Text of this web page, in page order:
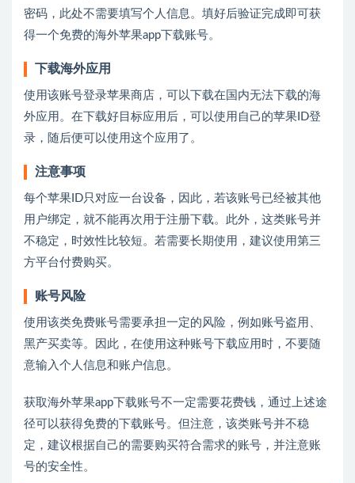
密码，此处不需要填写个人信息。填好后验证完成即可获
得一个免费的海外苹果app下载账号。
下载海外应用
使用该账号登录苹果商店，可以下载在国内无法下载的海
外应用。在下载好目标应用后，可以使用自己的苹果ID登
录，随后便可以使用这个应用了。
注意事项
每个苹果ID只对应一台设备，因此，若该账号已经被其他
用户绑定，就不能再次用于注册下载。此外，这类账号并
不稳定，时效性比较短。若需要长期使用，建议使用第三
方平台付费购买。
账号风险
使用该类免费账号需要承担一定的风险，例如账号盗用、
黑产买卖等。因此，在使用这种账号下载应用时，不要随
意输入个人信息和账户信息。
获取海外苹果app下载账号不一定需要花费钱，通过上述途
径可以获得免费的下载账号。但注意，该类账号并不稳
定，建议根据自己的需要购买符合需求的账号，并注意账
号的安全性。